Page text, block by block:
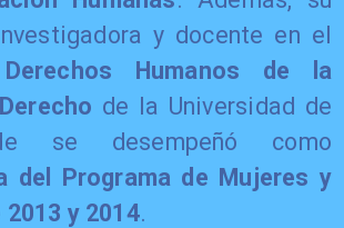
y docente en el
Humanos de la
de la Universidad de
se desempeñó como
del Programa de Mujeres y
y 2014.